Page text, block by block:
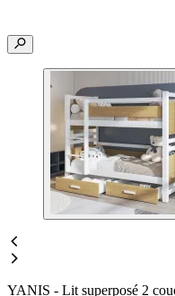
YANIS - Lit superposé 2